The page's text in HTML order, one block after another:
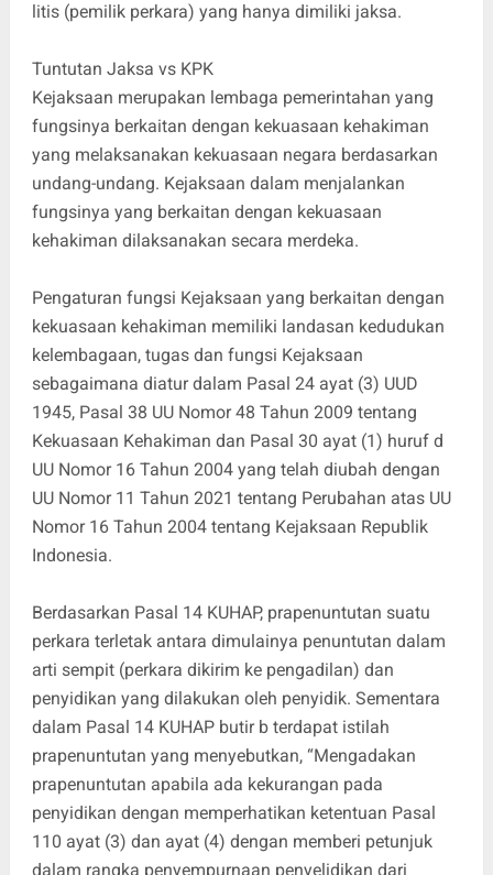
litis (pemilik perkara) yang hanya dimiliki jaksa.
Tuntutan Jaksa vs KPK
Kejaksaan merupakan lembaga pemerintahan yang
fungsinya berkaitan dengan kekuasaan kehakiman
yang melaksanakan kekuasaan negara berdasarkan
undang-undang. Kejaksaan dalam menjalankan
fungsinya yang berkaitan dengan kekuasaan
kehakiman dilaksanakan secara merdeka.
Pengaturan fungsi Kejaksaan yang berkaitan dengan
kekuasaan kehakiman memiliki landasan kedudukan
kelembagaan, tugas dan fungsi Kejaksaan
sebagaimana diatur dalam Pasal 24 ayat (3) UUD
1945, Pasal 38 UU Nomor 48 Tahun 2009 tentang
Kekuasaan Kehakiman dan Pasal 30 ayat (1) huruf d
UU Nomor 16 Tahun 2004 yang telah diubah dengan
UU Nomor 11 Tahun 2021 tentang Perubahan atas UU
Nomor 16 Tahun 2004 tentang Kejaksaan Republik
Indonesia.
Berdasarkan Pasal 14 KUHAP, prapenuntutan suatu
perkara terletak antara dimulainya penuntutan dalam
arti sempit (perkara dikirim ke pengadilan) dan
penyidikan yang dilakukan oleh penyidik. Sementara
dalam Pasal 14 KUHAP butir b terdapat istilah
prapenuntutan yang menyebutkan, “Mengadakan
prapenuntutan apabila ada kekurangan pada
penyidikan dengan memperhatikan ketentuan Pasal
110 ayat (3) dan ayat (4) dengan memberi petunjuk
dalam rangka penyempurnaan penyelidikan dari